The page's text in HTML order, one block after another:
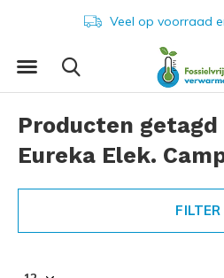
Veel op voorraad
Producten getagd
Eureka Elek.
FILTER